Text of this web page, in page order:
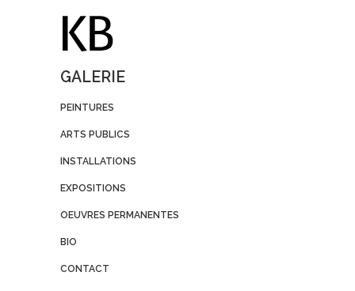
GALERIE
PEINTURES
ARTS PUBLICS
INSTALLATIONS
EXPOSITIONS
OEUVRES PERMANENTES
BIO
CONTACT